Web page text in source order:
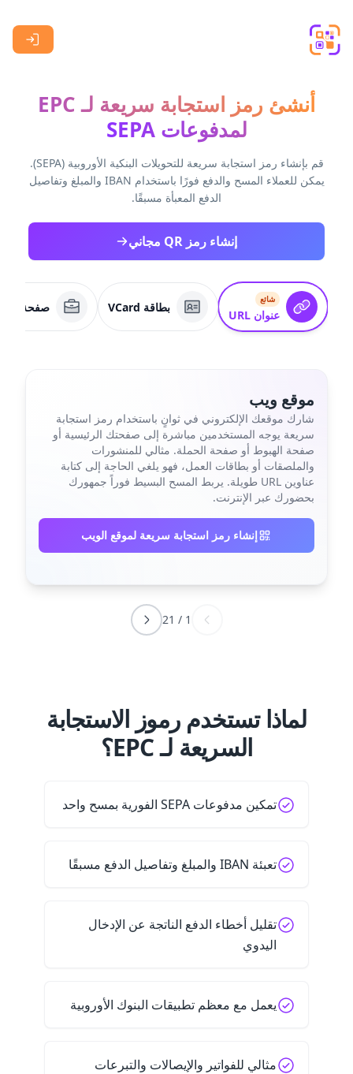
أنشئ رمز استجابة سريعة لـ EPC
لمدفوعات SEPA
قم بإنشاء رمز استجابة سريعة للتحويلات البنكية الأوروبية (SEPA).
يمكن للعملاء المسح والدفع فورًا باستخدام IBAN والمبلغ وتفاصيل
الدفع المعبأة مسبقًا.
إنشاء رمز QR مجاني
شائع
عنوان URL
بطاقة VCard صفحة
موقع ويب
شارك موقعك الإلكتروني في ثوانٍ باستخدام رمز استجابة
سريعة يوجه المستخدمين مباشرة إلى صفحتك الرئيسية أو
صفحة الهبوط أو صفحة الحملة. مثالي للمنشورات
والملصقات أو بطاقات العمل، فهو يلغي الحاجة إلى كتابة
عناوين URL طويلة. يربط المسح البسيط فوراً جمهورك
بحضورك عبر الإنترنت.
إنشاء رمز استجابة سريعة لموقع الويب
1
/
21
لماذا تستخدم رموز الاستجابة
السريعة لـ EPC؟
تمكين مدفوعات SEPA الفورية بمسح واحد
تعبئة IBAN والمبلغ وتفاصيل الدفع مسبقًا
تقليل أخطاء الدفع الناتجة عن الإدخال
اليدوي
يعمل مع معظم تطبيقات البنوك الأوروبية
مثالي للفواتير والإيصالات والتبرعات